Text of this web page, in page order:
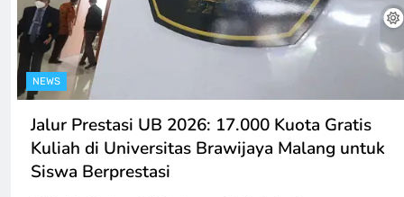
NEWS
Jalur Prestasi UB 2026: 17.000 Kuota Gratis
Kuliah di Universitas Brawijaya Malang untuk
Siswa Berprestasi